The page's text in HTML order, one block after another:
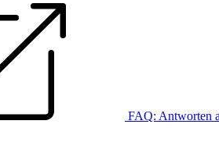
FAQ: Antworten